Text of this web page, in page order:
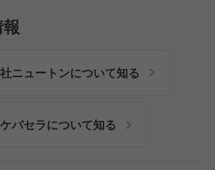
ニュートンについて知る
パセラについて知る